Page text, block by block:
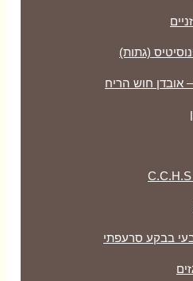
(גתות)
אובדן חוש הריח
בבקע סרעפתי